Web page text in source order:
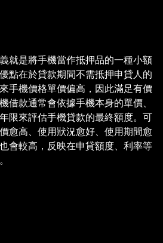
就是將手機當作抵押品的一種小額
點在於貸款期間不需抵押申貸人的
手機價格單價偏高，因此滿足有價
借款通常會依據手機本身的單價、
限來評估手機貸款的最終額度。可
愈高、使用狀況愈好、使用期間愈
會較高，反映在申貸額度、利率等